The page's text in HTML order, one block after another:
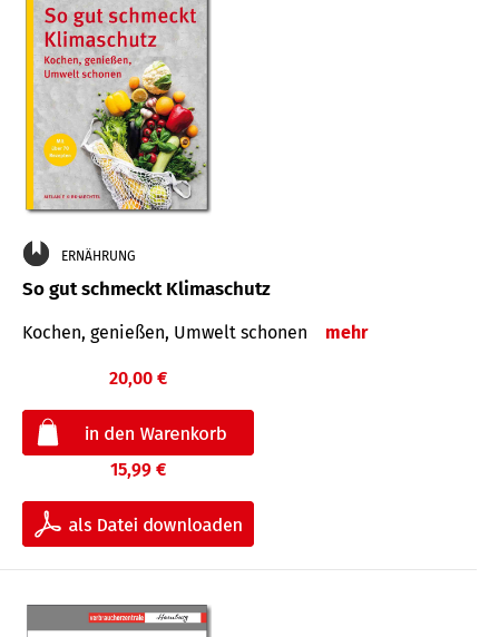
ERNÄHRUNG
So gut schmeckt Klimaschutz
Kochen, genießen, Umwelt schonen mehr
20,00 €
15,99 €